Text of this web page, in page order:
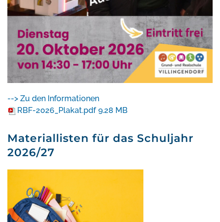
--> Zu den Informationen
RBF-2026_Plakat.pdf 9.28 MB
Materiallisten für das Schuljahr
2026/27